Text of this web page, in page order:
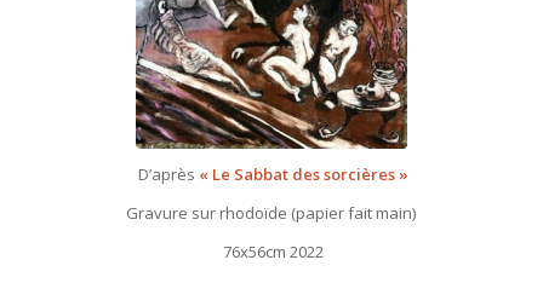
D’après « Le Sabbat des sorcières »
Gravure sur rhodoïde (papier fait main)
76x56cm 2022